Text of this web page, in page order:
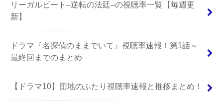
リーガルビート–逆転の法廷–の視聴率一覧【毎週更
新】
ドラマ『名探偵のままでいて』視聴率速報！第1話～
最終回までのまとめ
【ドラマ10】団地のふたり視聴率速報と推移まとめ！